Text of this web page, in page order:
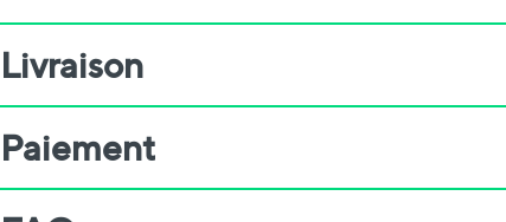
Livraison
Paiement